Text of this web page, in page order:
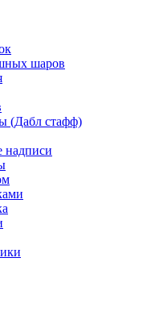
шаров
(Дабл стафф)
надписи